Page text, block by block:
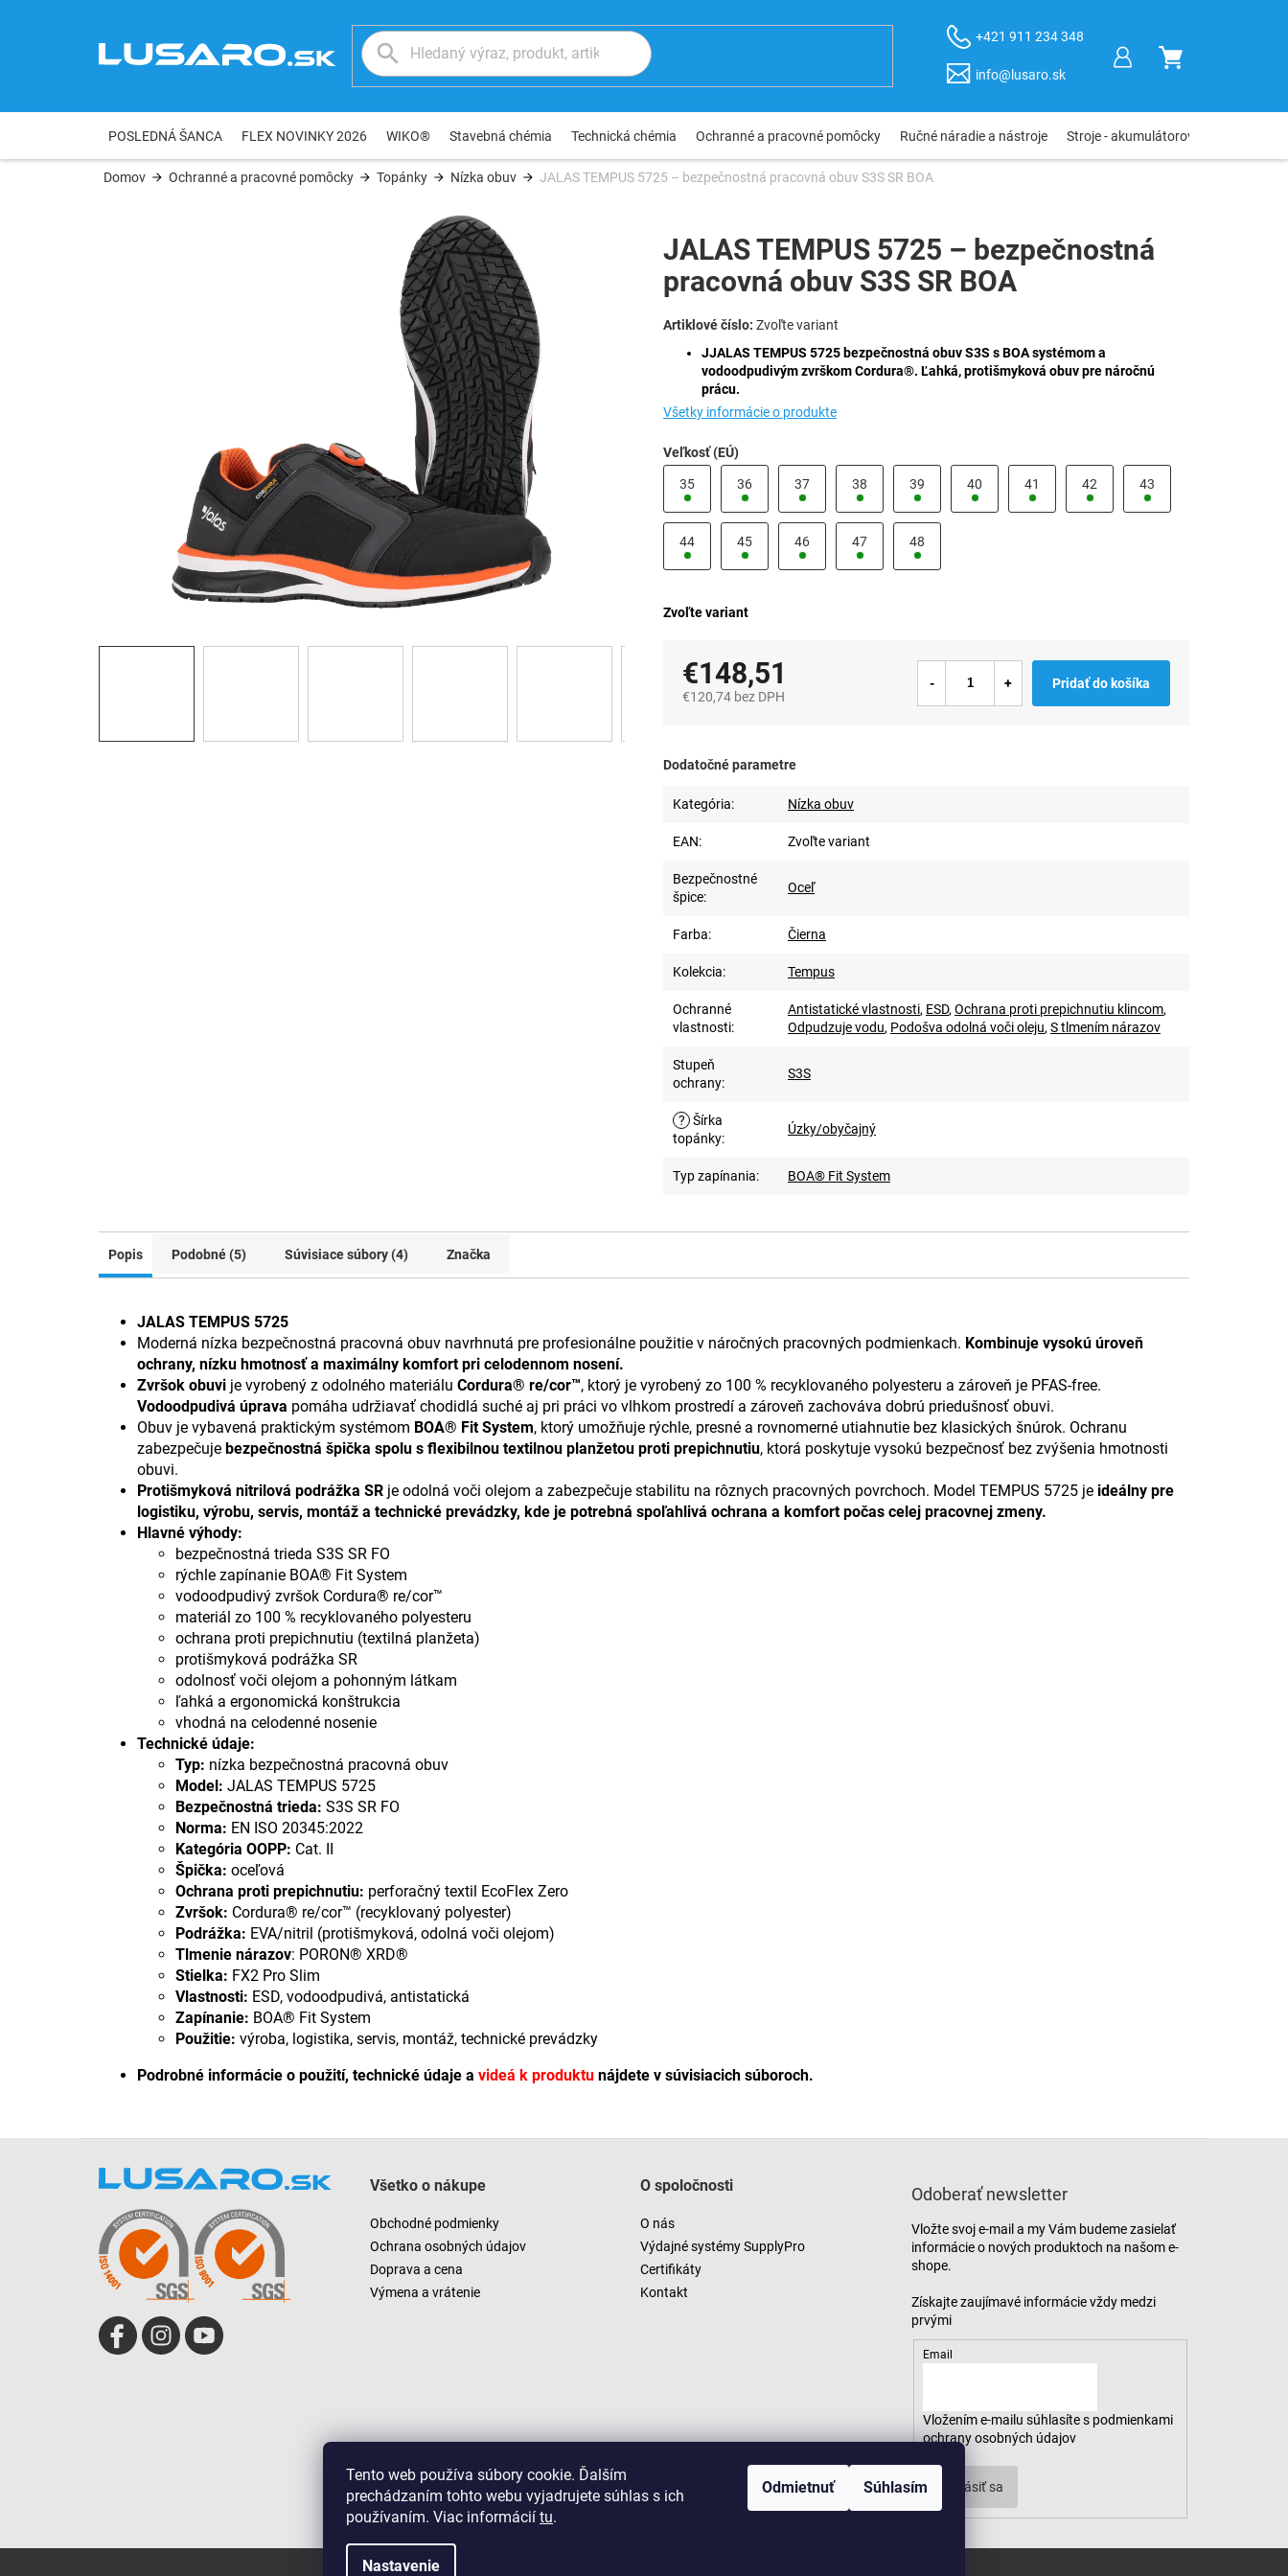
Tento web používa súbory cookie. Ďalším
prechádzaním tohto webu vyjadrujete súhlas s ich
používaním. Viac informácií tu.
Nastavenie
Odmietnuť Súhlasím
+421 911 234 348
info@lusaro.sk
NÁKUPNÝ
POSLEDNÁ ŠANCA FLEX NOVINKY 2026 WIKO® Stavebná chémia Technická chémia Ochranné a pracovné pomôcky Ručné náradie a nástroje Stroje - akumulátorové, elektro,
Domov Ochranné a pracovné pomôcky Topánky Nízka obuv JALAS TEMPUS 5725 – bezpečnostná pracovná obuv S3S SR BOA
Zvoľte variant
Veľkosť (EÚ)
35 36 37 38 39 40 41 42 43
44 45 46 47 48
JJALAS TEMPUS 5725 bezpečnostná obuv S3S s BOA systémom a
vodoodpudivým zvrškom Cordura®. Ľahká, protišmyková obuv pre náročnú
prácu.
Všetky informácie o produkte
Dodatočné parametre
Kategória: Nízka obuv
EAN: Zvoľte variant
Bezpečnostné
špice:
Oceľ
Farba: Čierna
Kolekcia: Tempus
Ochranné
vlastnosti:
Antistatické vlastnosti, ESD, Ochrana proti prepichnutiu klincom,
Odpudzuje vodu, Podošva odolná voči oleju, S tlmením nárazov
Stupeň
ochrany:
S3S
? Šírka
topánky:
Úzky/obyčajný
Typ zapínania: BOA® Fit System
JALAS TEMPUS 5725 – bezpečnostná
pracovná obuv S3S SR BOA
Zvoľte variant
€148,51
€120,74 bez DPH
Pridať do košíka
Popis Podobné (5) Súvisiace súbory (4) Značka
JALAS TEMPUS 5725
Moderná nízka bezpečnostná pracovná obuv navrhnutá pre profesionálne použitie v náročných pracovných podmienkach. Kombinuje vysokú úroveň
ochrany, nízku hmotnosť a maximálny komfort pri celodennom nosení.
Zvršok obuvi je vyrobený z odolného materiálu Cordura® re/cor™, ktorý je vyrobený zo 100 % recyklovaného polyesteru a zároveň je PFAS-free.
Vodoodpudivá úprava pomáha udržiavať chodidlá suché aj pri práci vo vlhkom prostredí a zároveň zachováva dobrú priedušnosť obuvi.
Obuv je vybavená praktickým systémom BOA® Fit System, ktorý umožňuje rýchle, presné a rovnomerné utiahnutie bez klasických šnúrok. Ochranu
zabezpečuje bezpečnostná špička spolu s flexibilnou textilnou planžetou proti prepichnutiu, ktorá poskytuje vysokú bezpečnosť bez zvýšenia hmotnosti
obuvi.
Protišmyková nitrilová podrážka SR je odolná voči olejom a zabezpečuje stabilitu na rôznych pracovných povrchoch. Model TEMPUS 5725 je ideálny pre
logistiku, výrobu, servis, montáž a technické prevádzky, kde je potrebná spoľahlivá ochrana a komfort počas celej pracovnej zmeny.
Hlavné výhody:
bezpečnostná trieda S3S SR FO
rýchle zapínanie BOA® Fit System
vodoodpudivý zvršok Cordura® re/cor™
materiál zo 100 % recyklovaného polyesteru
ochrana proti prepichnutiu (textilná planžeta)
protišmyková podrážka SR
odolnosť voči olejom a pohonným látkam
ľahká a ergonomická konštrukcia
vhodná na celodenné nosenie
Technické údaje:
Typ: nízka bezpečnostná pracovná obuv
Model: JALAS TEMPUS 5725
Bezpečnostná trieda: S3S SR FO
Norma: EN ISO 20345:2022
Kategória OOPP: Cat. II
Špička: oceľová
Ochrana proti prepichnutiu: perforačný textil EcoFlex Zero
Zvršok: Cordura® re/cor™ (recyklovaný polyester)
Podrážka: EVA/nitril (protišmyková, odolná voči olejom)
Tlmenie nárazov: PORON® XRD®
Stielka: FX2 Pro Slim
Vlastnosti: ESD, vodoodpudivá, antistatická
Zapínanie: BOA® Fit System
Použitie: výroba, logistika, servis, montáž, technické prevádzky
Podrobné informácie o použití, technické údaje a videá k produktu nájdete v súvisiacich súboroch.
Všetko o nákupe
Obchodné podmienky
Ochrana osobných údajov
Doprava a cena
Výmena a vrátenie
O spoločnosti
O nás
Výdajné systémy SupplyPro
Certifikáty
Kontakt
Odoberať newsletter
Vložte svoj e-mail a my Vám budeme zasielať
informácie o nových produktoch na našom e-
shope.
Email
Vložením e-mailu súhlasíte s podmienkami
ochrany osobných údajov
Prihlásiť sa